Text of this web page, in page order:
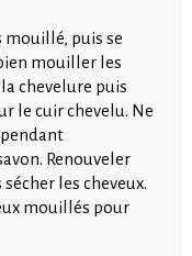
mouillé, puis se
mouiller les
chevelure puis
le cuir chevelu. Ne
Renouveler
les cheveux.
mouillés pour